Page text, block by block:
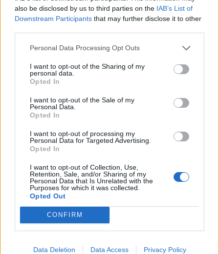
also be disclosed by us to third parties on the IAB’s List of
Downstream Participants that may further disclose it to other
Personal Data Processing Opt Outs
I want to opt-out of the Sharing of my
personal data.
Opted In
I want to opt-out of the Sale of my
Personal Data.
Opted In
I want to opt-out of processing my
Personal Data for Targeted Advertising.
Opted In
I want to opt-out of Collection, Use,
Retention, Sale, and/or Sharing of my
Personal Data that Is Unrelated with the
Purposes for which it was collected.
Opted Out
CONFIRM
Data Deletion Data Access Privacy Policy
OMEGR